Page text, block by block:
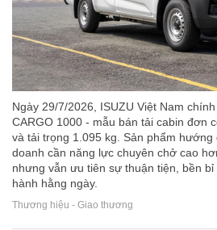
Ngày 29/7/2026, ISUZU Việt Nam
CARGO 1000 - mẫu bán tải cabin đơn
và tải trọng 1.095 kg. Sản phẩm hướng
doanh cần năng lực chuyên chở cao
nhưng vẫn ưu tiên sự thuận tiện, bền
hành hằng ngày.
Thương hiệu - Giao thương